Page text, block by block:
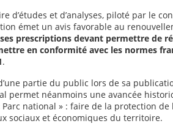
d’études et d’analyses, piloté par le
émet un avis favorable au
prescriptions devant permettre de
en conformité avec les normes
.
partie du public lors de sa
permet néanmoins une avancée
national » : faire de la protection
sociaux et économiques du territoire.